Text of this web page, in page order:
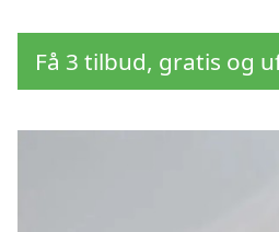
Få 3 tilbud, gratis og